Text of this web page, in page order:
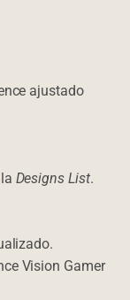
ajustado
Designs List.
Vision Gamer